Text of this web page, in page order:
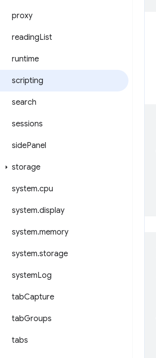
proxy
readingList
runtime
scripting
search
sessions
sidePanel
storage
system.cpu
system.display
system.memory
system.storage
systemLog
tabCapture
tabGroups
tabs